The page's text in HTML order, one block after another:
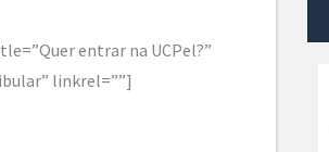
entrar na UCPel?”
linkrel=””]